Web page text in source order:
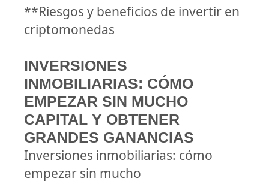
**Riesgos y beneficios de invertir en
criptomonedas
INVERSIONES
INMOBILIARIAS: CÓMO
EMPEZAR SIN MUCHO
CAPITAL Y OBTENER
GRANDES GANANCIAS
Inversiones inmobiliarias: cómo
empezar sin mucho